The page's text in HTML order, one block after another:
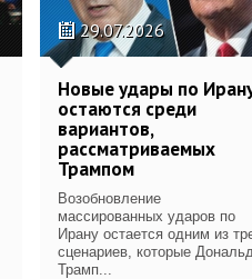
29.07.2026
Новые удары по
остаются среди
вариантов,
рассматриваемых
Трампом
Возобновление
массированных ударов по
Ирану остается одним из
сценариев, которые
Трамп...